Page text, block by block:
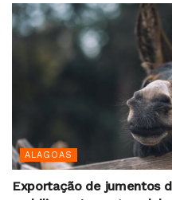
ALAGOAS
Exportação de jumentos